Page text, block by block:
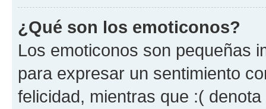
¿Qué son los emoticonos?
Los emoticonos son pequeñas
para expresar un sentimiento
felicidad, mientras que :(